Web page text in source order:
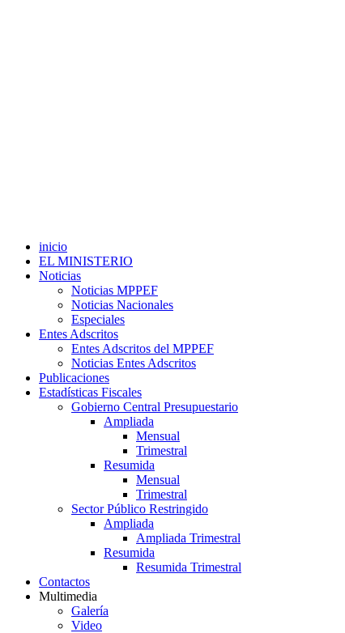
inicio
EL MINISTERIO
Noticias
Noticias MPPEF
Noticias Nacionales
Especiales
Entes Adscritos
Entes Adscritos del MPPEF
Noticias Entes Adscritos
Publicaciones
Estadísticas Fiscales
Gobierno Central Presupuestario
Ampliada
Mensual
Trimestral
Resumida
Mensual
Trimestral
Sector Público Restringido
Ampliada
Ampliada Trimestral
Resumida
Resumida Trimestral
Contactos
Multimedia
Galería
Video